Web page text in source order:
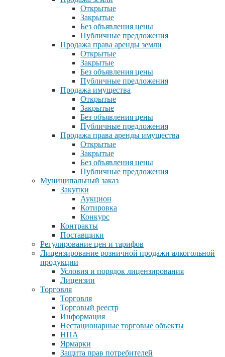
Открытые
Закрытые
Без объявления цены
Публичные предложения
Продажа права аренды земли
Открытые
Закрытые
Без объявления цены
Публичные предложения
Продажа имущества
Открытые
Закрытые
Без объявления цены
Публичные предложения
Продажа права аренды имущества
Открытые
Закрытые
Без объявления цены
Публичные предложения
Муниципальный заказ
Закупки
Аукцион
Котировка
Конкурс
Контракты
Поставщики
Регулирование цен и тарифов
Лицензирование розничной продажи алкогольной
продукции
Условия и порядок лицензирования
Лицензии
Торговля
Торговля
Торговый реестр
Информация
Нестационарные торговые объекты
НПА
Ярмарки
Защита прав потребителей